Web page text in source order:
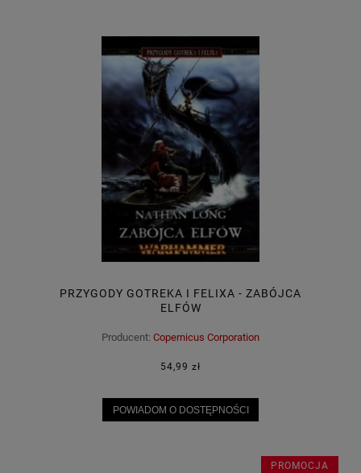
PRZYGODY GOTREKA I FELIXA - ZABÓJCA
ELFÓW
Producent: Copernicus Corporation
54,99 zł
POWIADOM O DOSTĘPNOŚCI
PROMOCJA